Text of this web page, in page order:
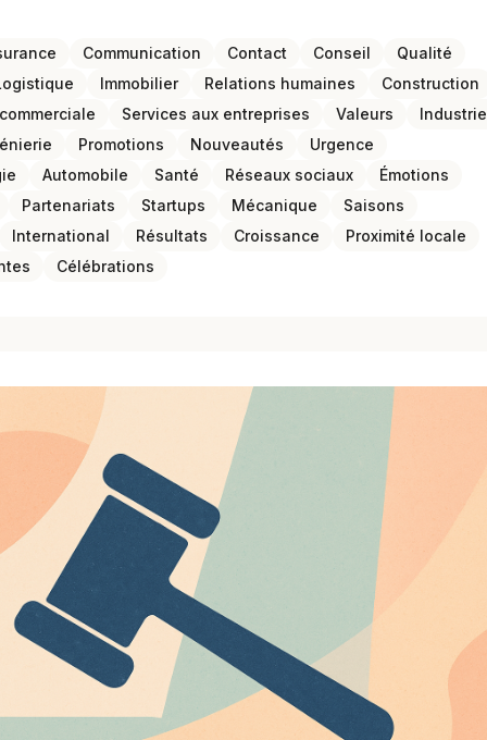
Communication Contact Conseil
Qualité
Immobilier Relations humaines
Construction
Services aux entreprises Valeurs
Industrie
Promotions Nouveautés
Urgence
Automobile Santé Réseaux sociaux
Émotions
Partenariats Startups Mécanique
Saisons
International Résultats Croissance
Proximité locale
Célébrations